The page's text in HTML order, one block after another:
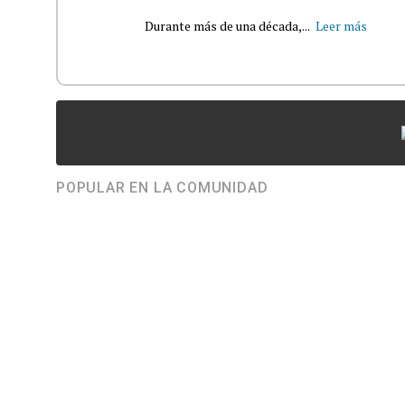
Durante más de una década,... Leer más
POPULAR EN LA COMUNIDAD